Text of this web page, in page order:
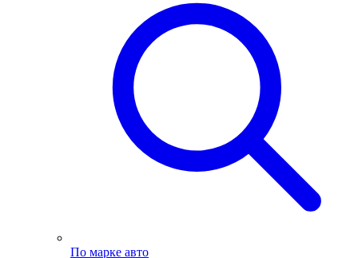
По марке авто